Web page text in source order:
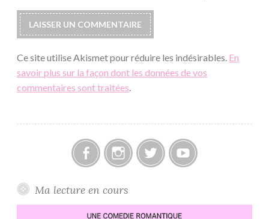
Ce site utilise Akismet pour réduire les indésirables. En
savoir plus sur la façon dont les données de vos
commentaires sont traitées.
Ma lecture en cours